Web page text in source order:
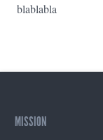
blablabla
MISSION